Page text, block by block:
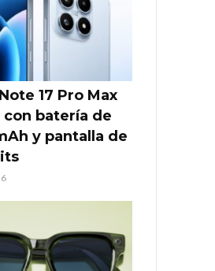
17 Pro Max
con batería de
y pantalla de